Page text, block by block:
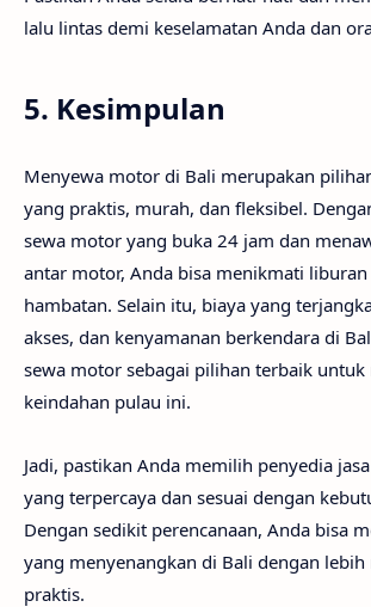
lalu lintas demi keselamatan Anda dan
5. Kesimpulan
Menyewa motor di Bali merupakan
yang praktis, murah, dan fleksibel.
sewa motor yang buka 24 jam dan
antar motor, Anda bisa menikmati
hambatan. Selain itu, biaya yang
akses, dan kenyamanan berkendara di
sewa motor sebagai pilihan terbaik untuk
keindahan pulau ini.
Jadi, pastikan Anda memilih penyedia
yang terpercaya dan sesuai dengan
Dengan sedikit perencanaan, Anda bisa
yang menyenangkan di Bali dengan lebih
praktis.